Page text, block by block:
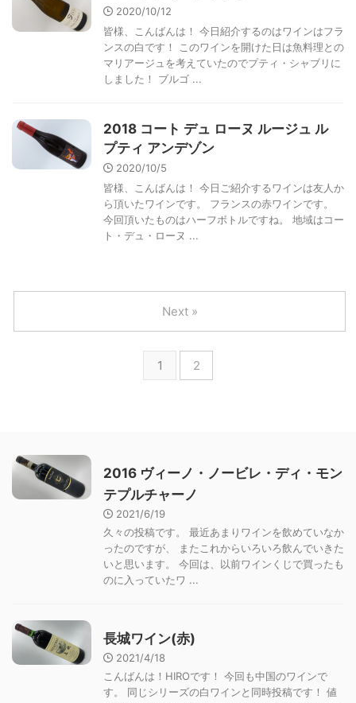
2020/10/12
皆様、こんばんは！ 今日紹介するのはワインはフラ
ンスの白です！ このワインを開けた日は魚料理との
マリアージュを考えていたのでプティ・シャブリに
しました！ ブルゴ ...
2018 コート デュ ローヌ ルージュ ル
プティ アンデゾン
2020/10/5
皆様、こんばんは！ 今日ご紹介するワインは友人か
ら頂いたワインです。 フランスの赤ワインです。
今回頂いたものはハーフボトルですね。 地域はコー
ト・デュ・ローヌ ...
1 2
Next »
2016 ヴィーノ・ノービレ・ディ・モン
テプルチャーノ
2021/6/19
久々の投稿です。 最近あまりワインを飲めていなか
ったのですが、 またこれからいろいろ飲んでいきた
いと思います。 今回は、以前ワインくじで買ったも
のに入っていたワ ...
長城ワイン(赤)
2021/4/18
こんばんは！HIROです！ 今回も中国のワインで
す。 同じシリーズの白ワインと同時投稿です！ 値